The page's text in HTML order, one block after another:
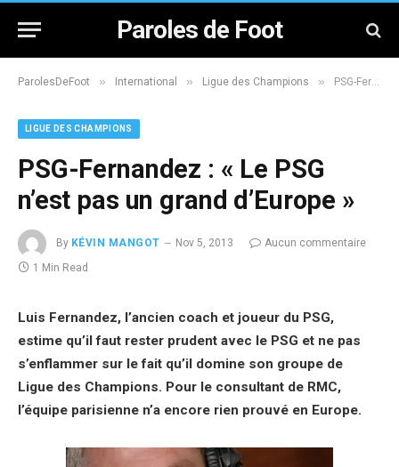
Paroles de Foot
ParolesDeFoot » International » Ligue des Champions » PSG-Fernandez : « Le PSG n’est pas un grand d’Europe »
LIGUE DES CHAMPIONS
PSG-Fernandez : « Le PSG
n’est pas un grand d’Europe »
By KÉVIN MANGOT Nov 5, 2013
Aucun commentaire
1 Min Read
Luis Fernandez, l’ancien coach et joueur du PSG,
estime qu’il faut rester prudent avec le PSG et ne pas
s’enflammer sur le fait qu’il domine son groupe de
Ligue des Champions. Pour le consultant de RMC,
l’équipe parisienne n’a encore rien prouvé en Europe.